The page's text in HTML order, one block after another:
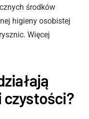
środków
higieny osobistej
Więcej
czystości?